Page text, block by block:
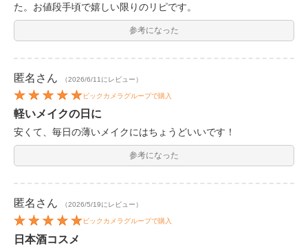
た。お値段手頃で嬉しい限りのリピです。
参考になった
匿名 さん （2026/6/11にレビュー）
ビックカメラグループで購入
軽いメイクの日に
安くて、毎日の薄いメイクにはちょうどいいです！
参考になった
匿名 さん （2026/5/19にレビュー）
ビックカメラグループで購入
日本酒コスメ